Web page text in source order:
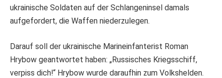
ukrainische Soldaten auf der Schlangeninsel damals
aufgefordert, die Waffen niederzulegen.
Darauf soll der ukrainische Marineinfanterist Roman
Hrybow geantwortet haben: „Russisches Kriegsschiff,
verpiss dich!“ Hrybow wurde daraufhin zum Volkshelden.